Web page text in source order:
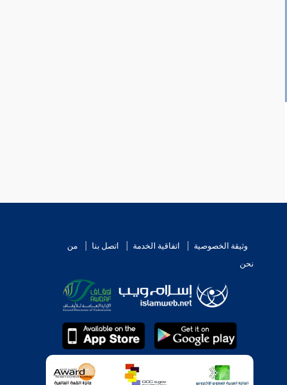
وثيقة الخصوصية اتفاقية الخدمة اتصل بنا
من
نحن